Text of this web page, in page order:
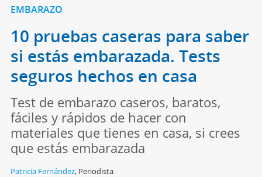
EMBARAZO
10 pruebas caseras para saber
si estás embarazada. Tests
seguros hechos en casa
Test de embarazo caseros, baratos,
fáciles y rápidos de hacer con
materiales que tienes en casa, si crees
que estás embarazada
Patricia Fernández, Periodista